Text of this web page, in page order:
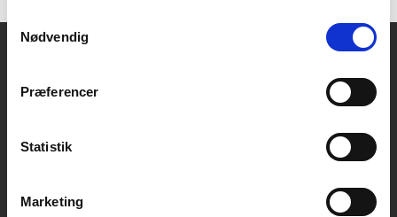
Samtykkevalg
Nødvendig
Præferencer
Statistik
Marketing
Email-